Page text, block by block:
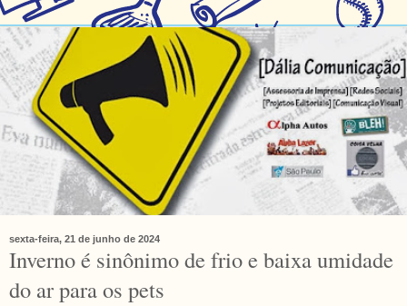
sexta-feira, 21 de junho de 2024
Inverno é sinônimo de frio e baixa umidade
do ar para os pets